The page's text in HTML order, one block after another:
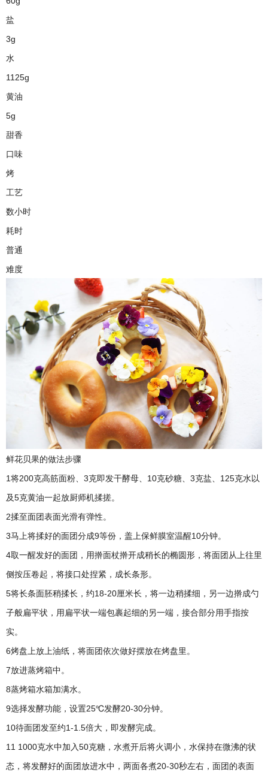
盐
3g
水
1125g
黄油
5g
甜香
口味
烤
工艺
数小时
耗时
普通
难度
鲜花贝果的做法步骤
1将200克高筋面粉、3克即发干酵母、10克砂糖、3克盐、125克水以
及5克黄油一起放厨师机揉搓。
2揉至面团表面光滑有弹性。
3马上将揉好的面团分成9等份，盖上保鲜膜室温醒10分钟。
4取一醒发好的面团，用擀面杖擀开成稍长的椭圆形，将面团从上往里
侧按压卷起，将接口处捏紧，成长条形。
5将长条面胚稍揉长，约18-20厘米长，将一边稍揉细，另一边擀成勺
子般扁平状，用扁平状一端包裹起细的另一端，接合部分用手指按
实。
6烤盘上放上油纸，将面团依次做好摆放在烤盘里。
7放进蒸烤箱中。
8蒸烤箱水箱加满水。
9选择发酵功能，设置25℃发酵20-30分钟。
10待面团发至约1-1.5倍大，即发酵完成。
11 1000克水中加入50克糖，水煮开后将火调小，水保持在微沸的状
态，将发酵好的面团放进水中，两面各煮20-30秒左右，面团的表面